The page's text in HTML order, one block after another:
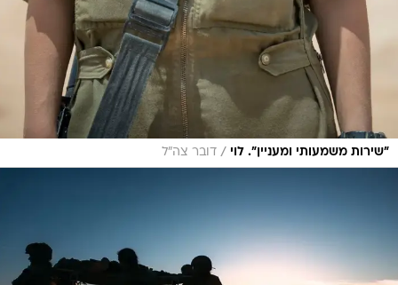
"שירות משמעותי ומעניין". לוי / דובר צה"ל